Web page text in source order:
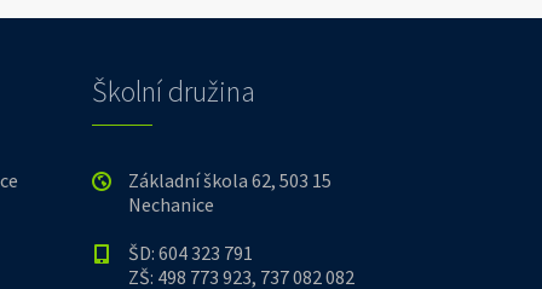
Školní družina
Základní škola 62, 503 15
Nechanice
ŠD: 604 323 791
ZŠ: 498 773 923, 737 082 082